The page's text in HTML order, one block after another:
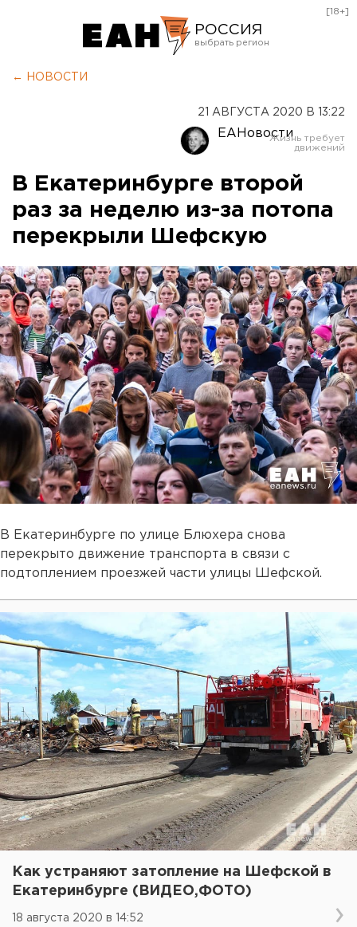
РОССИЯ
Оренбург
[18+]
← НОВОСТИ
21 АВГУСТА 2020 В 13:22
ЕАНовости
В Екатеринбурге второй
раз за неделю из-за потопа
перекрыли Шефскую
В Екатеринбурге по улице Блюхера снова
перекрыто движение транспорта в связи с
подтоплением проезжей части улицы Шефской.
Как устраняют затопление на Шефской в
Екатеринбурге (ВИДЕО,ФОТО)
18 августа 2020 в 14:52